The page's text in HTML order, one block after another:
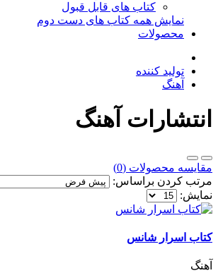
کتاب های قابل قبول
نمایش همه کتاب های دست دوم
محصولات
تولید کننده
آهنگ
انتشارات آهنگ
مقایسه محصولات (0)
مرتب کردن براساس:
نمایش:
کتاب اسرار شانس
آهنگ